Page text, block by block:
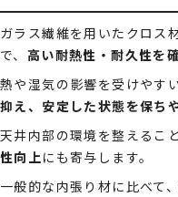
ガラス繊維を用いたクロス
で、 高い耐熱性・耐久性を
熱や湿気の影響を受けやす
抑え、安定した状態を保ち
天井内部の環境を整えること
性向上 にも寄与します。
一般的な内張り材に比べて